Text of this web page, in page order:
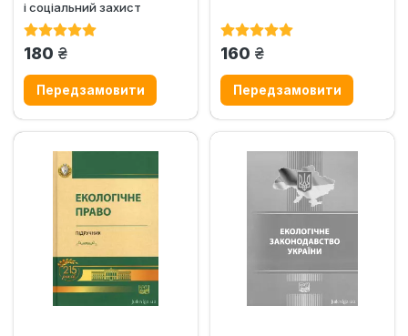
і соціальний захист
громадян, які
180 грн. 160 грн.